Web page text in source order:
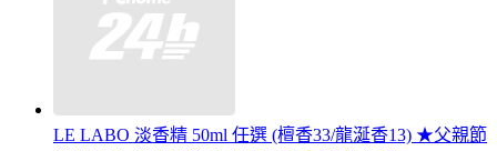
LE LABO 淡香精 50ml 任選 (檀香33/龍涎香13) ★父親節